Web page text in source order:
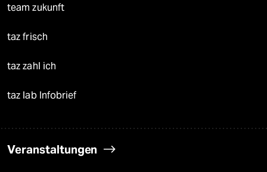
team zukunft
taz frisch
taz zahl ich
taz lab Infobrief
Veranstaltungen